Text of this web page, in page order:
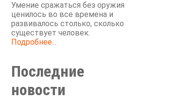
Умение сражаться без оружия
ценилось во все времена и
развивалось столько, сколько
существует человек.
Подробнее...
Последние
новости